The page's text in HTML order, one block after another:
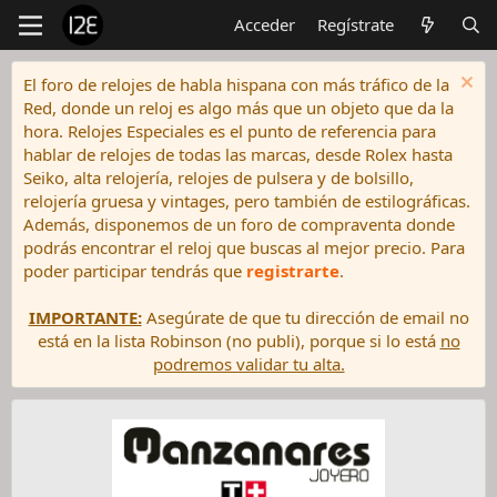
Acceder Regístrate
El foro de relojes de habla hispana con más tráfico de la
Red, donde un reloj es algo más que un objeto que da la
hora. Relojes Especiales es el punto de referencia para
hablar de relojes de todas las marcas, desde Rolex hasta
Seiko, alta relojería, relojes de pulsera y de bolsillo,
relojería gruesa y vintages, pero también de estilográficas.
Además, disponemos de un foro de compraventa donde
podrás encontrar el reloj que buscas al mejor precio. Para
poder participar tendrás que registrarte.
IMPORTANTE:Asegúrate de que tu dirección de email no
está en la lista Robinson (no publi), porque si lo está no
podremos validar tu alta.